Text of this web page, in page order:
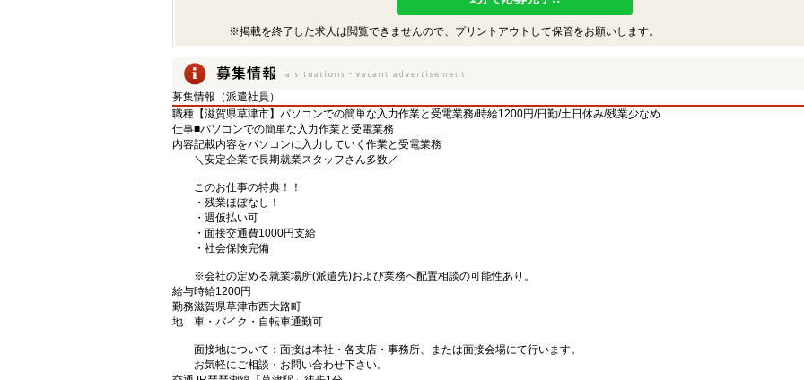
※掲載を終了した求人は閲覧できませんので、プリントアウトして保管をお願いします。
募集情報（派遣社員）
職種 【滋賀県草津市】パソコンでの簡単な入力作業と受電業務/時給1200円/日勤/土日休み/残業少なめ
仕事
内容
■パソコンでの簡単な入力作業と受電業務
記載内容をパソコンに入力していく作業と受電業務
＼安定企業で長期就業スタッフさん多数／
このお仕事の特典！！
・残業ほぼなし！
・週仮払い可
・面接交通費1000円支給
・社会保険完備
※会社の定める就業場所(派遣先)および業務へ配置相談の可能性あり。
給与時給1200円
勤務
地
滋賀県草津市西大路町
車・バイク・自転車通勤可
面接地について：面接は本社・各支店・事務所、または面接会場にて行います。
お気軽にご相談・お問い合わせ下さい。